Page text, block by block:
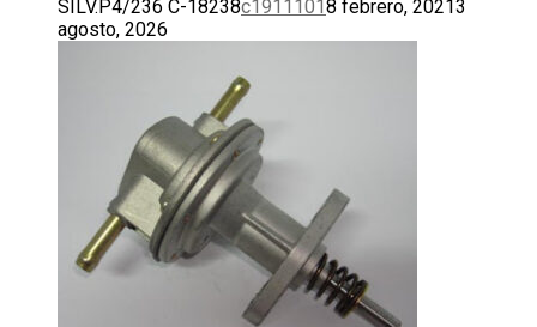
SILV.P4/236 C-18238c19111018 febrero, 20213
agosto, 2026